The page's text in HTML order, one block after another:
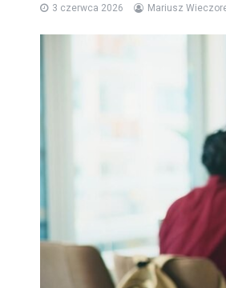
3 czerwca 2026 Mariusz